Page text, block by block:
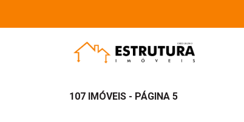
107 IMÓVEIS - PÁGINA 5